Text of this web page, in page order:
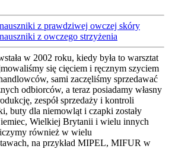
z prawdziwej owczej skóry
z owczego strzyżenia
w 2002 roku, kiedy była to warsztat
się cięciem i ręcznym szyciem
sami zaczęliśmy sprzedawać
odbiorców, a teraz posiadamy własny
zespół sprzedaży i kontroli
buty dla niemowląt i czapki zostały
Wielkiej Brytanii i wielu innych
również w wielu
na przykład MIPEL, MIFUR w